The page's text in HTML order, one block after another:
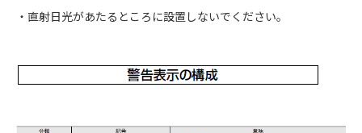
・直射日光があたるところに設置しないでください。